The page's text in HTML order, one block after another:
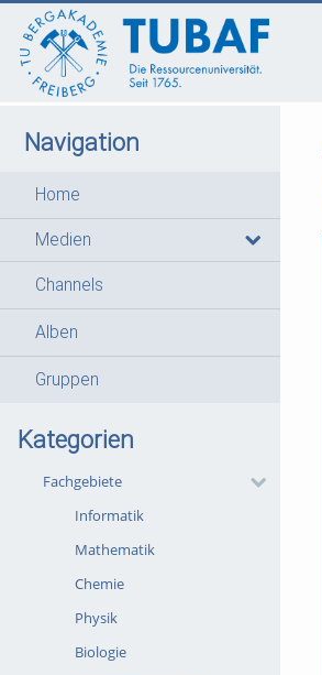
Navigation
Home
Medien
Channels
Alben
Gruppen
Kategorien
Fachgebiete
Informatik
Mathematik
Chemie
Physik
Biologie